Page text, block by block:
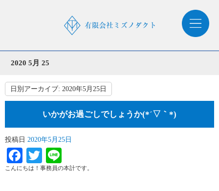
2020 5月 25
日別アーカイブ: 2020年5月25日
いかがお過ごしでしょうか(*´▽｀*)
投稿日 2020年5月25日
Facebook
Twitter
こんにちは！事務員の本計です。